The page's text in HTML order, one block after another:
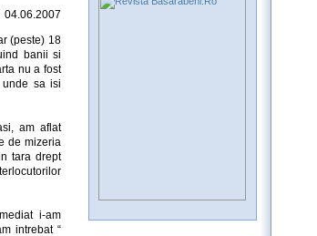
04.06.2007
(peste) 18
banii si
nu a fost
sa isi
am aflat
de mizeria
tara drept
i-am
intrebat “